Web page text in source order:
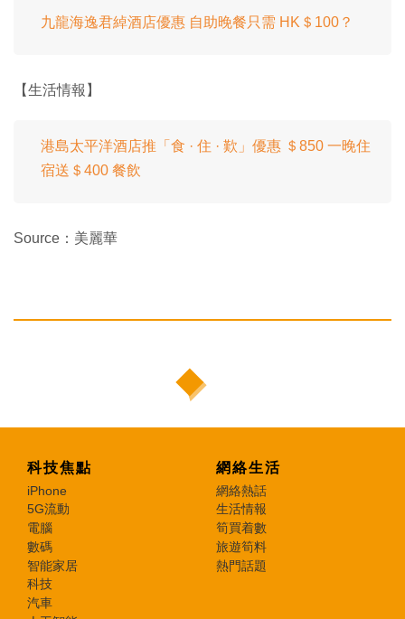
九龍海逸君綽酒店優惠 自助晚餐只需 HK＄100？
【生活情報】
港島太平洋酒店推「食 · 住 · 歎」優惠 ＄850 一晚住
宿送＄400 餐飲
Source：美麗華
科技焦點
iPhone
5G流動
電腦
數碼
智能家居
科技
汽車
網絡生活
網絡熱話
生活情報
筍買着數
旅遊筍料
熱門話題